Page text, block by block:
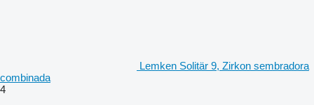
Lemken Solitär 9, Zirkon sembradora
combinada
4